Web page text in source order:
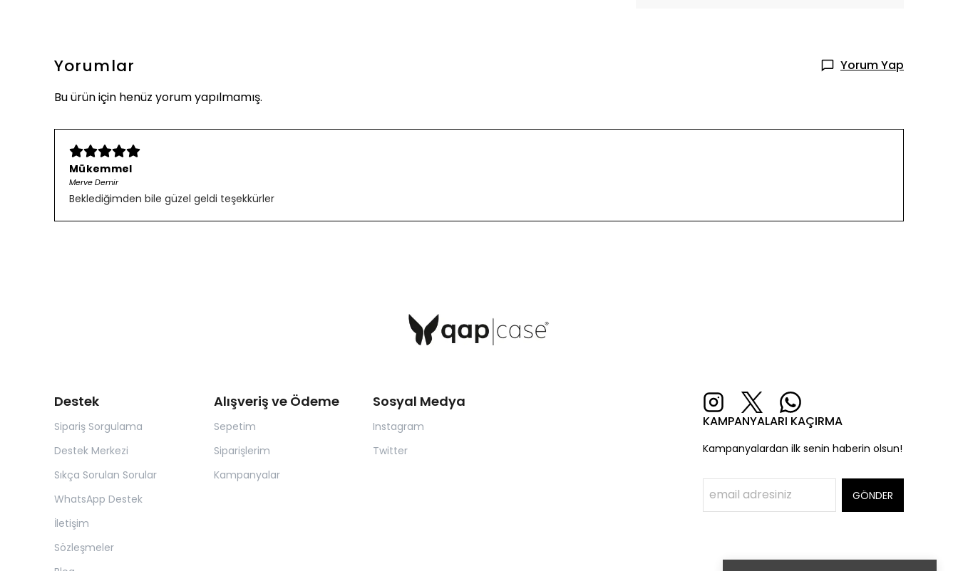
Yorumlar
Yorum Yap
Bu ürün için henüz yorum yapılmamış.
Mükemmel
Merve Demir
Beklediğimden bile güzel geldi teşekkürler
Destek
Sipariş Sorgulama
Destek Merkezi
Sıkça Sorulan Sorular
WhatsApp Destek
İletişim
Sözleşmeler
Alışveriş ve Ödeme
Sepetim
Siparişlerim
Kampanyalar
Sosyal Medya
Instagram
Twitter
KAMPANYALARI KAÇIRMA
Kampanyalardan ilk senin haberin olsun!
GÖNDER